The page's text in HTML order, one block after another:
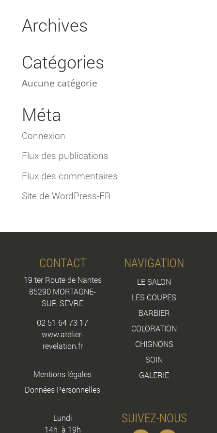
Archives
Catégories
Aucune catégorie
Méta
Connexion
Flux des publications
Flux des commentaires
Site de WordPress-FR
CONTACT
19 ter Route de Nantes
85290 MORTAGNE-
SUR-SEVRE
02 51 64 73 17
www.atelier-
revelation.fr
Mentions légales
Données Personnelles
NAVIGATION
LE SALON
LES COUPES
BARBIER
COLORATION
CHIGNONS
SOIN
GALERIE
Lundi
14h à 19h
SUIVEZ-NOUS